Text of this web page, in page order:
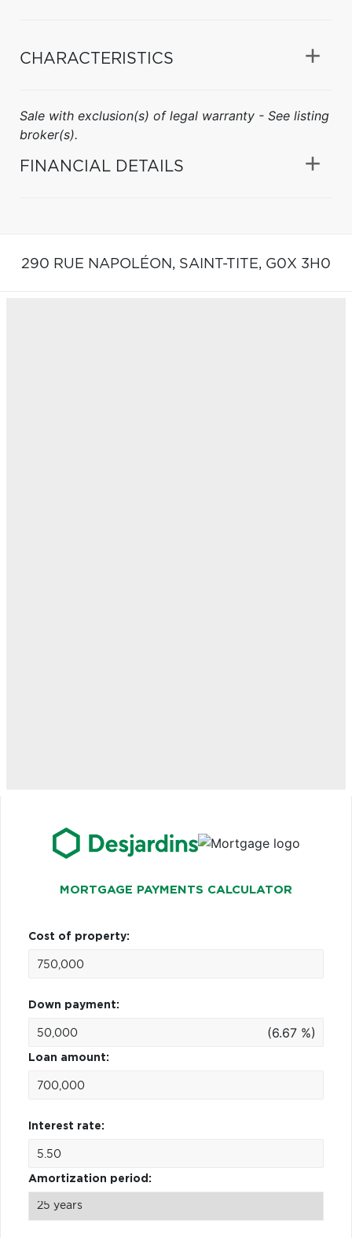
CHARACTERISTICS
Sale with exclusion(s) of legal warranty - See listing
broker(s).
FINANCIAL DETAILS
290 RUE NAPOLÉON, SAINT-TITE, G0X 3H0
MORTGAGE PAYMENTS CALCULATOR
Cost of property:
Down payment:
(6.67 %)
Loan amount:
Interest rate:
Amortization period: